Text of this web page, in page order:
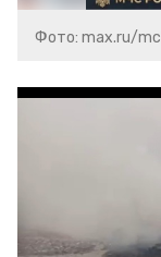
Фото: max.ru/